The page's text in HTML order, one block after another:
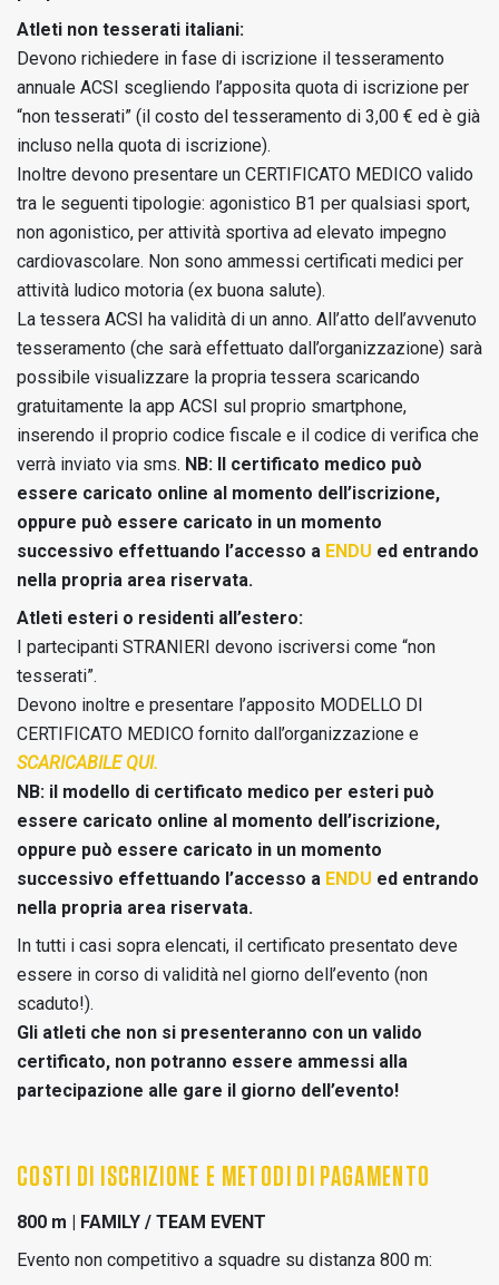
Atleti non tesserati italiani:
Devono richiedere in fase di iscrizione il tesseramento
annuale ACSI scegliendo l’apposita quota di iscrizione per
“non tesserati” (il costo del tesseramento di 3,00 € ed è già
incluso nella quota di iscrizione).
Inoltre devono presentare un CERTIFICATO MEDICO valido
tra le seguenti tipologie: agonistico B1 per qualsiasi sport,
non agonistico, per attività sportiva ad elevato impegno
cardiovascolare. Non sono ammessi certificati medici per
attività ludico motoria (ex buona salute).
La tessera ACSI ha validità di un anno. All’atto dell’avvenuto
tesseramento (che sarà effettuato dall’organizzazione) sarà
possibile visualizzare la propria tessera scaricando
gratuitamente la app ACSI sul proprio smartphone,
inserendo il proprio codice fiscale e il codice di verifica che
verrà inviato via sms. NB: Il certificato medico può
essere caricato online al momento dell’iscrizione,
oppure può essere caricato in un momento
successivo effettuando l’accesso a ENDU ed entrando
nella propria area riservata.
Atleti esteri o residenti all’estero:
I partecipanti STRANIERI devono iscriversi come “non
tesserati”.
Devono inoltre e presentare l’apposito MODELLO DI
CERTIFICATO MEDICO fornito dall’organizzazione e
SCARICABILE QUI.
NB: il modello di certificato medico per esteri può
essere caricato online al momento dell’iscrizione,
oppure può essere caricato in un momento
successivo effettuando l’accesso a ENDU ed entrando
nella propria area riservata.
In tutti i casi sopra elencati, il certificato presentato deve
essere in corso di validità nel giorno dell’evento (non
scaduto!).
Gli atleti che non si presenteranno con un valido
certificato, non potranno essere ammessi alla
partecipazione alle gare il giorno dell’evento!
COSTI DI ISCRIZIONE E METODI DI PAGAMENTO
800 m | FAMILY / TEAM EVENT
Evento non competitivo a squadre su distanza 800 m: